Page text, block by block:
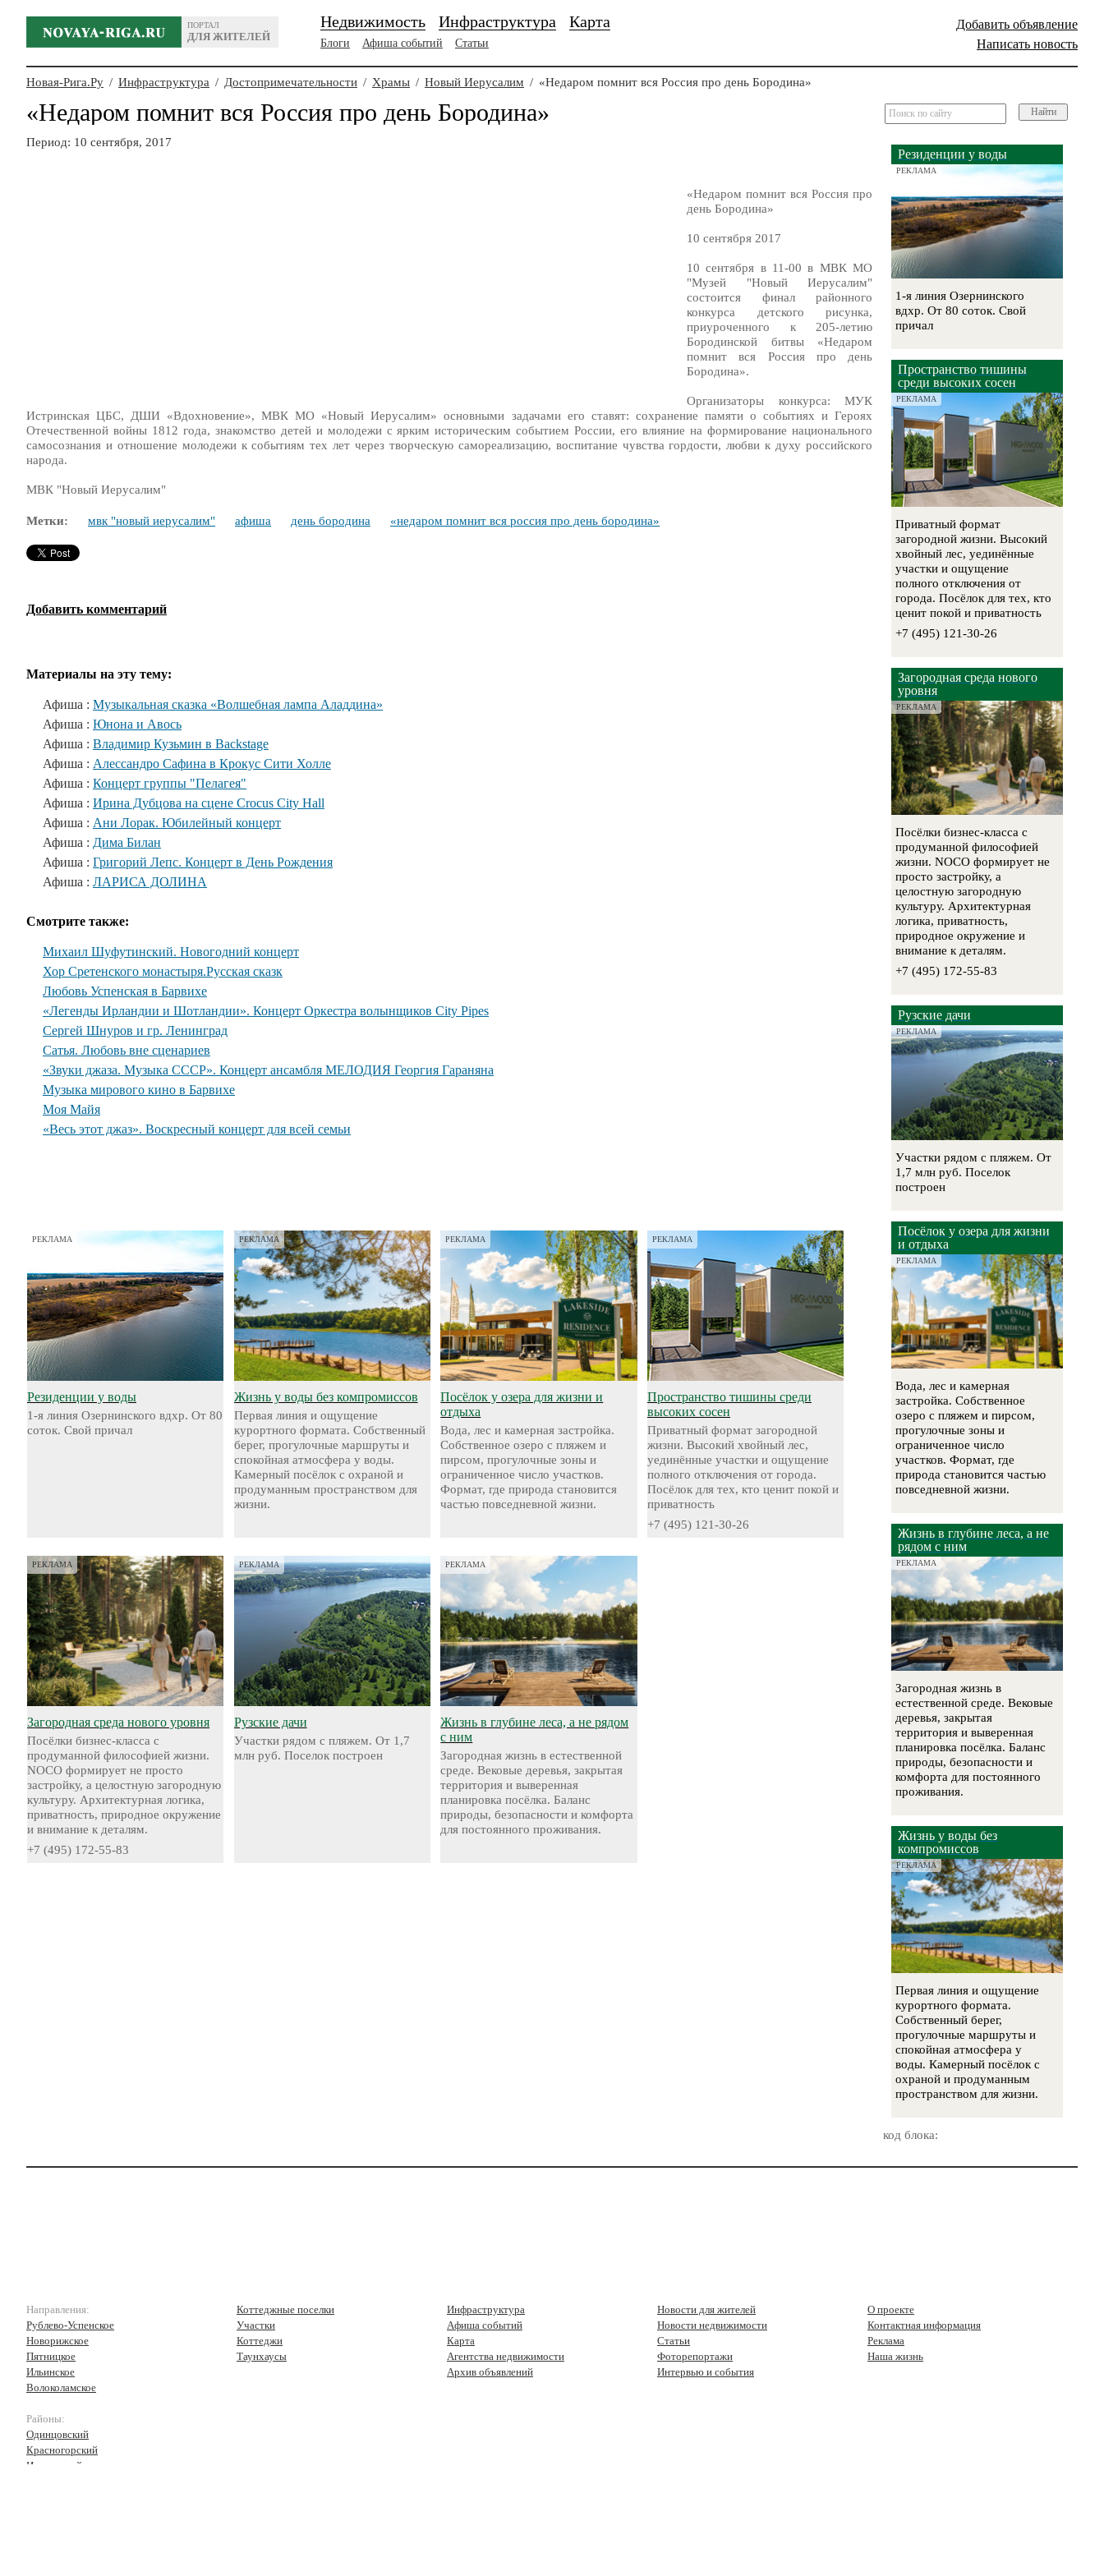
ПОРТАЛ
ДЛЯ ЖИТЕЛЕЙ
Добавить объявление
Написать новость
Недвижимость Инфраструктура Карта
Блоги Афиша событий Статьи
Новая-Рига.Ру / Инфраструктура / Достопримечательности / Храмы / Новый Иерусалим / «Недаром помнит вся Россия про день Бородина»
«Недаром помнит вся Россия про день Бородина»
Период: 10 сентября, 2017
«Недаром помнит вся Россия про
день Бородина»
10 сентября 2017
10 сентября в 11-00 в МВК МО
"Музей "Новый Иерусалим"
состоится финал районного
конкурса детского рисунка,
приуроченного к 205-летию
Бородинской битвы «Недаром
помнит вся Россия про день
Бородина».
Организаторы конкурса: МУК
Истринская ЦБС, ДШИ «Вдохновение», МВК МО «Новый Иерусалим» основными задачами его ставят: сохранение памяти о событиях и Героях
Отечественной войны 1812 года, знакомство детей и молодежи с ярким историческим событием России, его влияние на формирование национального
самосознания и отношение молодежи к событиям тех лет через творческую самореализацию, воспитание чувства гордости, любви к духу российского
народа.
МВК "Новый Иерусалим"
Метки: мвк "новый иерусалим" афиша день бородина «недаром помнит вся россия про день бородина»
Добавить комментарий
Материалы на эту тему:
Афиша : Музыкальная сказка «Волшебная лампа Аладдина»
Афиша : Юнона и Авось
Афиша : Владимир Кузьмин в Backstage
Афиша : Алессандро Сафина в Крокус Сити Холле
Афиша : Концерт группы "Пелагея"
Афиша : Ирина Дубцова на сцене Crocus City Hall
Афиша : Ани Лорак. Юбилейный концерт
Афиша : Дима Билан
Афиша : Григорий Лепс. Концерт в День Рождения
Афиша : ЛАРИСА ДОЛИНА
Смотрите также:
Михаил Шуфутинский. Новогодний концерт
Хор Сретенского монастыря.Русская сказк
Любовь Успенская в Барвихе
«Легенды Ирландии и Шотландии». Концерт Оркестра волынщиков City Pipes
Сергей Шнуров и гр. Ленинград
Сатья. Любовь вне сценариев
«Звуки джаза. Музыка СССР». Концерт ансамбля МЕЛОДИЯ Георгия Гараняна
Музыка мирового кино в Барвихе
Моя Майя
«Весь этот джаз». Воскресный концерт для всей семьи
РЕКЛАМА
Резиденции у воды
1-я линия Озернинского вдхр. От 80
соток. Свой причал
РЕКЛАМА
Жизнь у воды без компромиссов
Первая линия и ощущение
курортного формата. Собственный
берег, прогулочные маршруты и
спокойная атмосфера у воды.
Камерный посёлок с охраной и
продуманным пространством для
жизни.
РЕКЛАМА
Посёлок у озера для жизни и
отдыха
Вода, лес и камерная застройка.
Собственное озеро с пляжем и
пирсом, прогулочные зоны и
ограниченное число участков.
Формат, где природа становится
частью повседневной жизни.
РЕКЛАМА
Пространство тишины среди
высоких сосен
Приватный формат загородной
жизни. Высокий хвойный лес,
уединённые участки и ощущение
полного отключения от города.
Посёлок для тех, кто ценит покой и
приватность
+7 (495) 121-30-26
РЕКЛАМА
Загородная среда нового уровня
Посёлки бизнес-класса с
продуманной философией жизни.
NOCO формирует не просто
застройку, а целостную загородную
культуру. Архитектурная логика,
приватность, природное окружение
и внимание к деталям.
+7 (495) 172-55-83
РЕКЛАМА
Рузские дачи
Участки рядом с пляжем. От 1,7
млн руб. Поселок построен
РЕКЛАМА
Жизнь в глубине леса, а не рядом
с ним
Загородная жизнь в естественной
среде. Вековые деревья, закрытая
территория и выверенная
планировка посёлка. Баланс
природы, безопасности и комфорта
для постоянного проживания.
Найти
Резиденции у воды
РЕКЛАМА
1-я линия Озернинского
вдхр. От 80 соток. Свой
причал
Пространство тишины
среди высоких сосен
РЕКЛАМА
Приватный формат
загородной жизни. Высокий
хвойный лес, уединённые
участки и ощущение
полного отключения от
города. Посёлок для тех, кто
ценит покой и приватность
+7 (495) 121-30-26
Загородная среда нового
уровня
РЕКЛАМА
Посёлки бизнес-класса с
продуманной философией
жизни. NOCO формирует не
просто застройку, а
целостную загородную
культуру. Архитектурная
логика, приватность,
природное окружение и
внимание к деталям.
+7 (495) 172-55-83
Рузские дачи
РЕКЛАМА
Участки рядом с пляжем. От
1,7 млн руб. Поселок
построен
Посёлок у озера для жизни
и отдыха
РЕКЛАМА
Вода, лес и камерная
застройка. Собственное
озеро с пляжем и пирсом,
прогулочные зоны и
ограниченное число
участков. Формат, где
природа становится частью
повседневной жизни.
Жизнь в глубине леса, а не
рядом с ним
РЕКЛАМА
Загородная жизнь в
естественной среде. Вековые
деревья, закрытая
территория и выверенная
планировка посёлка. Баланс
природы, безопасности и
комфорта для постоянного
проживания.
Жизнь у воды без
компромиссов
РЕКЛАМА
Первая линия и ощущение
курортного формата.
Собственный берег,
прогулочные маршруты и
спокойная атмосфера у
воды. Камерный посёлок с
охраной и продуманным
пространством для жизни.
код блока:
Направления:
Рублево-Успенское
Новорижское
Пятницкое
Ильинское
Волоколамское
Районы:
Одинцовский
Красногорский
Истринский
Коттеджные поселки
Участки
Коттеджи
Таунхаусы
Инфраструктура
Афиша событий
Карта
Агентства недвижимости
Архив объявлений
Новости для жителей
Новости недвижимости
Статьи
Фоторепортажи
Интервью и события
О проекте
Контактная информация
Реклама
Наша жизнь